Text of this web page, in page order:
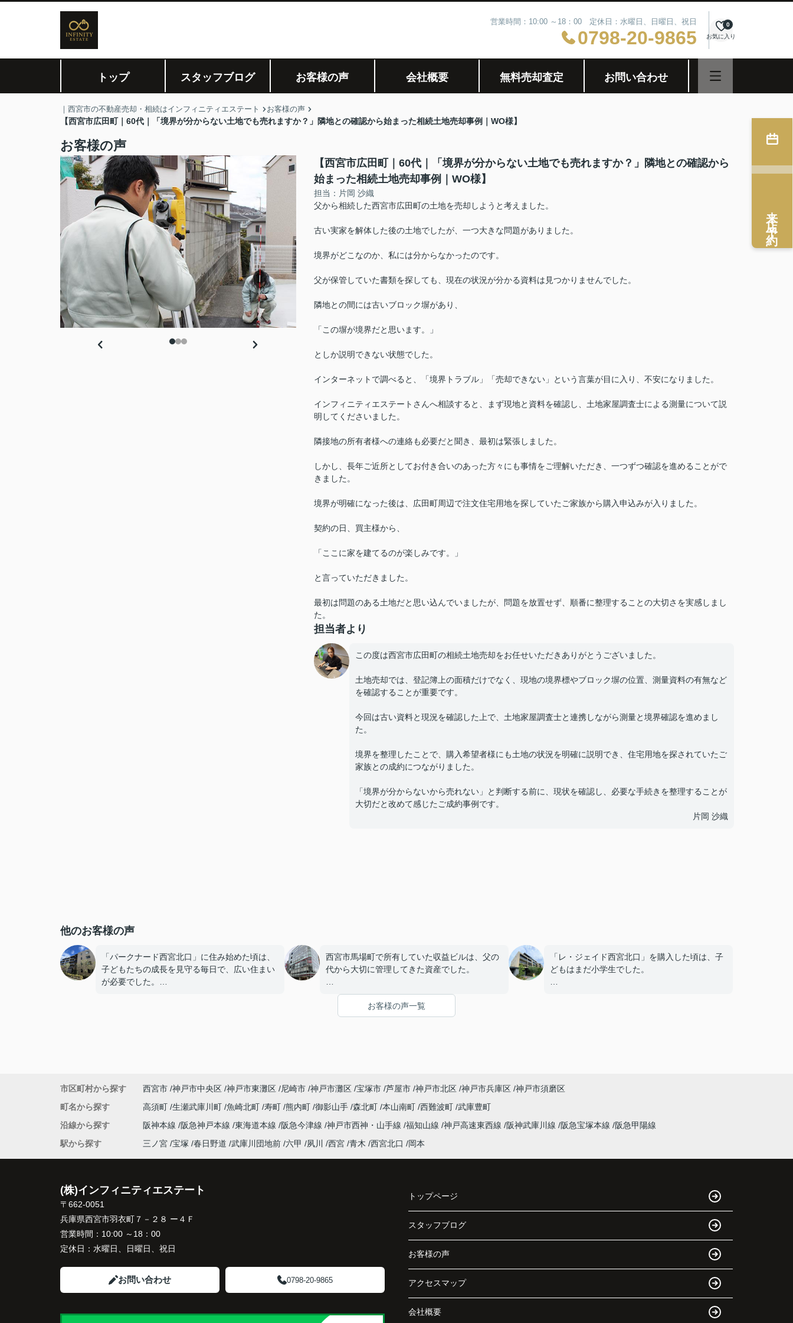
営業時間：10:00 ～18：00 定休日：水曜日、日曜日、祝日
0798-20-9865 お気に入り
0
トップ スタッフブログ お客様の声 会社概要 無料売却査定 お問い合わせ
｜西宮市の不動産売却・相続はインフィニティエステート お客様の声
【西宮市広田町｜60代｜「境界が分からない土地でも売れますか？」隣地との確認から始まった相続土地売却事例｜WO様】
お客様の声
【西宮市広田町｜60代｜「境界が分からない土地でも売れますか？」隣地との確認から
始まった相続土地売却事例｜WO様】
担当：片岡 沙織
父から相続した西宮市広田町の土地を売却しようと考えました。
古い実家を解体した後の土地でしたが、一つ大きな問題がありました。
境界がどこなのか、私には分からなかったのです。
父が保管していた書類を探しても、現在の状況が分かる資料は見つかりませんでした。
隣地との間には古いブロック塀があり、
「この塀が境界だと思います。」
としか説明できない状態でした。
インターネットで調べると、「境界トラブル」「売却できない」という言葉が目に入り、不安になりました。
インフィニティエステートさんへ相談すると、まず現地と資料を確認し、土地家屋調査士による測量について説
明してくださいました。
隣接地の所有者様への連絡も必要だと聞き、最初は緊張しました。
しかし、長年ご近所としてお付き合いのあった方々にも事情をご理解いただき、一つずつ確認を進めることがで
きました。
境界が明確になった後は、広田町周辺で注文住宅用地を探していたご家族から購入申込みが入りました。
契約の日、買主様から、
「ここに家を建てるのが楽しみです。」
と言っていただきました。
最初は問題のある土地だと思い込んでいましたが、問題を放置せず、順番に整理することの大切さを実感しまし
た。
担当者より
この度は西宮市広田町の相続土地売却をお任せいただきありがとうございました。
土地売却では、登記簿上の面積だけでなく、現地の境界標やブロック塀の位置、測量資料の有無など
を確認することが重要です。
今回は古い資料と現況を確認した上で、土地家屋調査士と連携しながら測量と境界確認を進めまし
た。
境界を整理したことで、購入希望者様にも土地の状況を明確に説明でき、住宅用地を探されていたご
家族との成約につながりました。
「境界が分からないから売れない」と判断する前に、現状を確認し、必要な手続きを整理することが
大切だと改めて感じたご成約事例です。
片岡 沙織
他のお客様の声
「パークナード西宮北口」に住み始めた頃は、
子どもたちの成長を見守る毎日で、広い住まい
が必要でした。
と話すことが多くなりました。
良い広さの住まいへ住み替えることを決めまし
住み替え先とのスケジュールや資金計画まで丁
寧にサポートしてくださいました。
販売活動では、西宮北口駅へのアクセス、阪急
将来も安心して暮らせる住環境を詳しく紹介し
ていただきました。
購入されたご家族は、
「子育てにも便利で、とても住みやすそうです
西宮市馬場町で所有していた収益ビルは、父の
代から大切に管理してきた資産でした。
店舗や事務所の入居者様にも恵まれ、長年安定
した賃貸経営を続けてきましたが、建物の修繕
や設備更新など、管理の負担が年々大きくなっ
もしれない。」
インフィニティエステートさんへ相談すると、
「立地も良く、長期保有したい物件です。」
ことになりました。
「レ・ジェイド西宮北口」を購入した頃は、子
どもはまだ小学生でした。
を選びたい。」
販売活動では、西宮北口駅へのアクセス、阪急
西宮ガーデンズ、教育施設、商業施設など、こ
のエリアならではの魅力を分かりやすく紹介し
てくださいました。
購入されたご家族は、
と大変喜ばれ、この住まいを選ばれました。
お客様の声一覧
来店予約
市区町村から探す 西宮市 神戸市中央区 神戸市東灘区 尼崎市 神戸市灘区 宝塚市 芦屋市 神戸市北区 神戸市兵庫区 神戸市須磨区
町名から探す
高須町 生瀬武庫川町 魚崎北町 寿町 熊内町 御影山手 森北町 本山南町 西難波町 武庫豊町
沿線から探す
阪神本線 阪急神戸本線 東海道本線 阪急今津線 神戸市西神・山手線 福知山線 神戸高速東西線 阪神武庫川線 阪急宝塚本線
阪急甲陽線
駅から探す
三ノ宮 宝塚 春日野道 武庫川団地前 六甲 夙川 西宮 青木 西宮北口 岡本
(株)インフィニティエステート
〒662-0051
兵庫県西宮市羽衣町７－２８ ー４Ｆ
営業時間： 10:00 ～18：00
定休日： 水曜日、日曜日、祝日
お問い合わせ 0798-20-9865
トップページ
スタッフブログ
お客様の声
アクセスマップ
会社概要